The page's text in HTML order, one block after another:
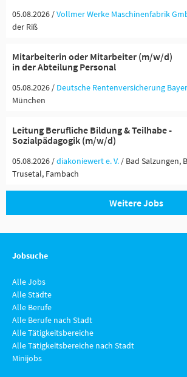
05.08.2026 /Vollmer Werke Maschinenfabrik
der Riß
Mitarbeiterin oder Mitarbeiter (m/w/d)
in der Abteilung Personal
05.08.2026 / Deutsche Rentenversicherung
München
Leitung Berufliche Bildung & Teilhabe -
Sozialpädagogik (m/w/d)
05.08.2026 /diakoniewert e. V. / Bad Salzungen,
Trusetal, Fambach
Weitere Jobs
Jobsuche
Alle Jobs
Alle Städte
Alle Berufe
Alle Berufe nach Stadt
Alle Tätigkeitsbereiche
Alle Tätigkeitsbereiche nach Stadt
Minijobs